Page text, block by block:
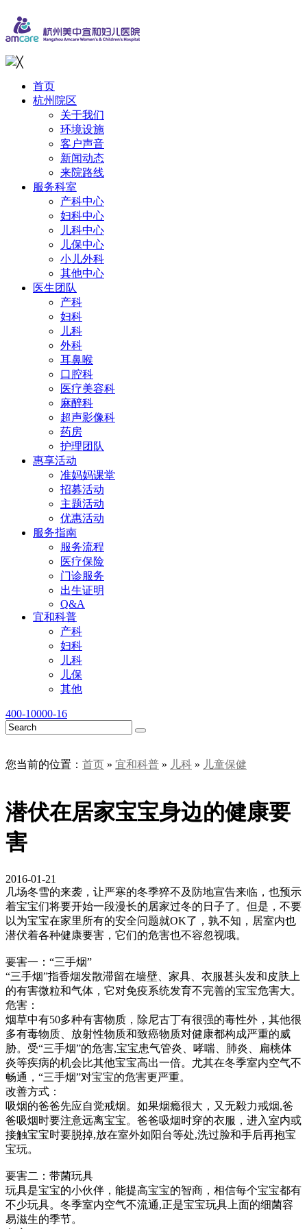
╳
首页
杭州院区
关于我们
环境设施
客户声音
新闻动态
来院路线
服务科室
产科中心
妇科中心
儿科中心
儿保中心
小儿外科
其他中心
医生团队
产科
妇科
儿科
外科
耳鼻喉
口腔科
医疗美容科
麻醉科
超声影像科
药房
护理团队
惠享活动
准妈妈课堂
招募活动
主题活动
优惠活动
服务指南
服务流程
医疗保险
门诊服务
出生证明
Q&A
宜和科普
产科
妇科
儿科
儿保
其他
400-10000-16
您当前的位置： 首页 » 宜和科普 » 儿科 » 儿童保健
潜伏在居家宝宝身边的健康要
害
2016-01-21
几场冬雪的来袭，让严寒的冬季猝不及防地宣告来临，也预示
着宝宝们将要开始一段漫长的居家过冬的日子了。但是，不要
以为宝宝在家里所有的安全问题就OK了，孰不知，居室内也
潜伏着各种健康要害，它们的危害也不容忽视哦。
要害一：“三手烟”
“三手烟”指香烟发散滞留在墙壁、家具、衣服甚头发和皮肤上
的有害微粒和气体，它对免疫系统发育不完善的宝宝危害大。
危害：
烟草中有50多种有害物质，除尼古丁有很强的毒性外，其他很
多有毒物质、放射性物质和致癌物质对健康都构成严重的威
胁。受“三手烟”的危害,宝宝患气管炎、哮喘、肺炎、扁桃体
炎等疾病的机会比其他宝宝高出一倍。尤其在冬季室内空气不
畅通，“三手烟”对宝宝的危害更严重。
改善方式：
吸烟的爸爸先应自觉戒烟。如果烟瘾很大，又无毅力戒烟,爸
爸吸烟时要注意远离宝宝。爸爸吸烟时穿的衣服，进入室内或
接触宝宝时要脱掉,放在室外如阳台等处,洗过脸和手后再抱宝
宝玩。
要害二：带菌玩具
玩具是宝宝的小伙伴，能提高宝宝的智商，相信每个宝宝都有
不少玩具。冬季室内空气不流通,正是宝宝玩具上面的细菌容
易滋生的季节。